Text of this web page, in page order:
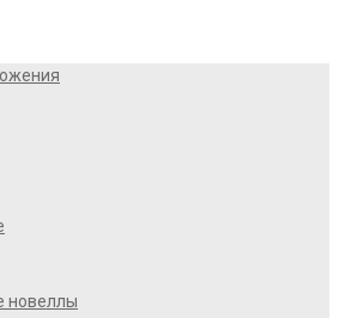
новеллы